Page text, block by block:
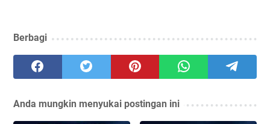
Berbagi
Anda mungkin menyukai postingan ini